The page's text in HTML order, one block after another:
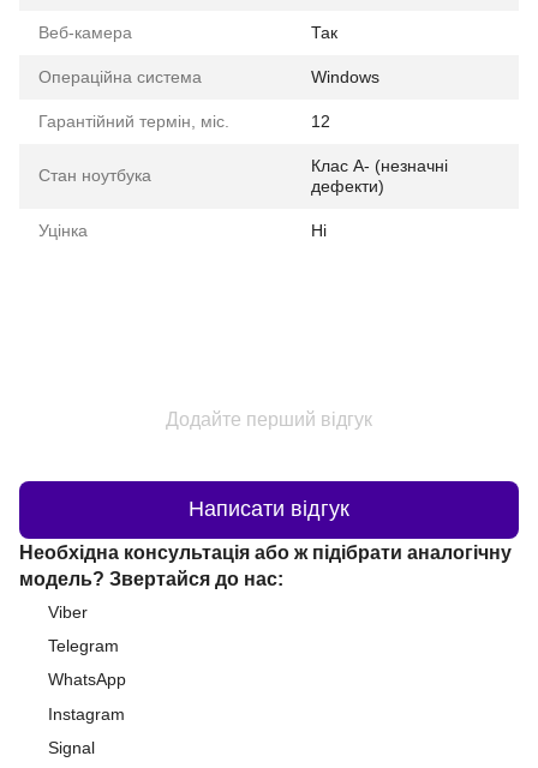
Веб-камера Так
Операційна система Windows
Гарантійний термін, міс. 12
Стан ноутбука
Клас A- (незначні
дефекти)
Уцінка Ні
Додайте перший відгук
Написати відгук
Необхідна консультація або ж підібрати аналогічну
модель? Звертайся до нас:
Viber
Telegram
WhatsApp
Instagram
Signal